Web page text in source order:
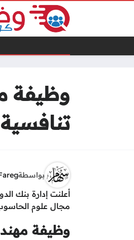
وظيفة
تنافسية
بواسطة
أعلنت إدارة بنك
مجال علوم
وظيفة